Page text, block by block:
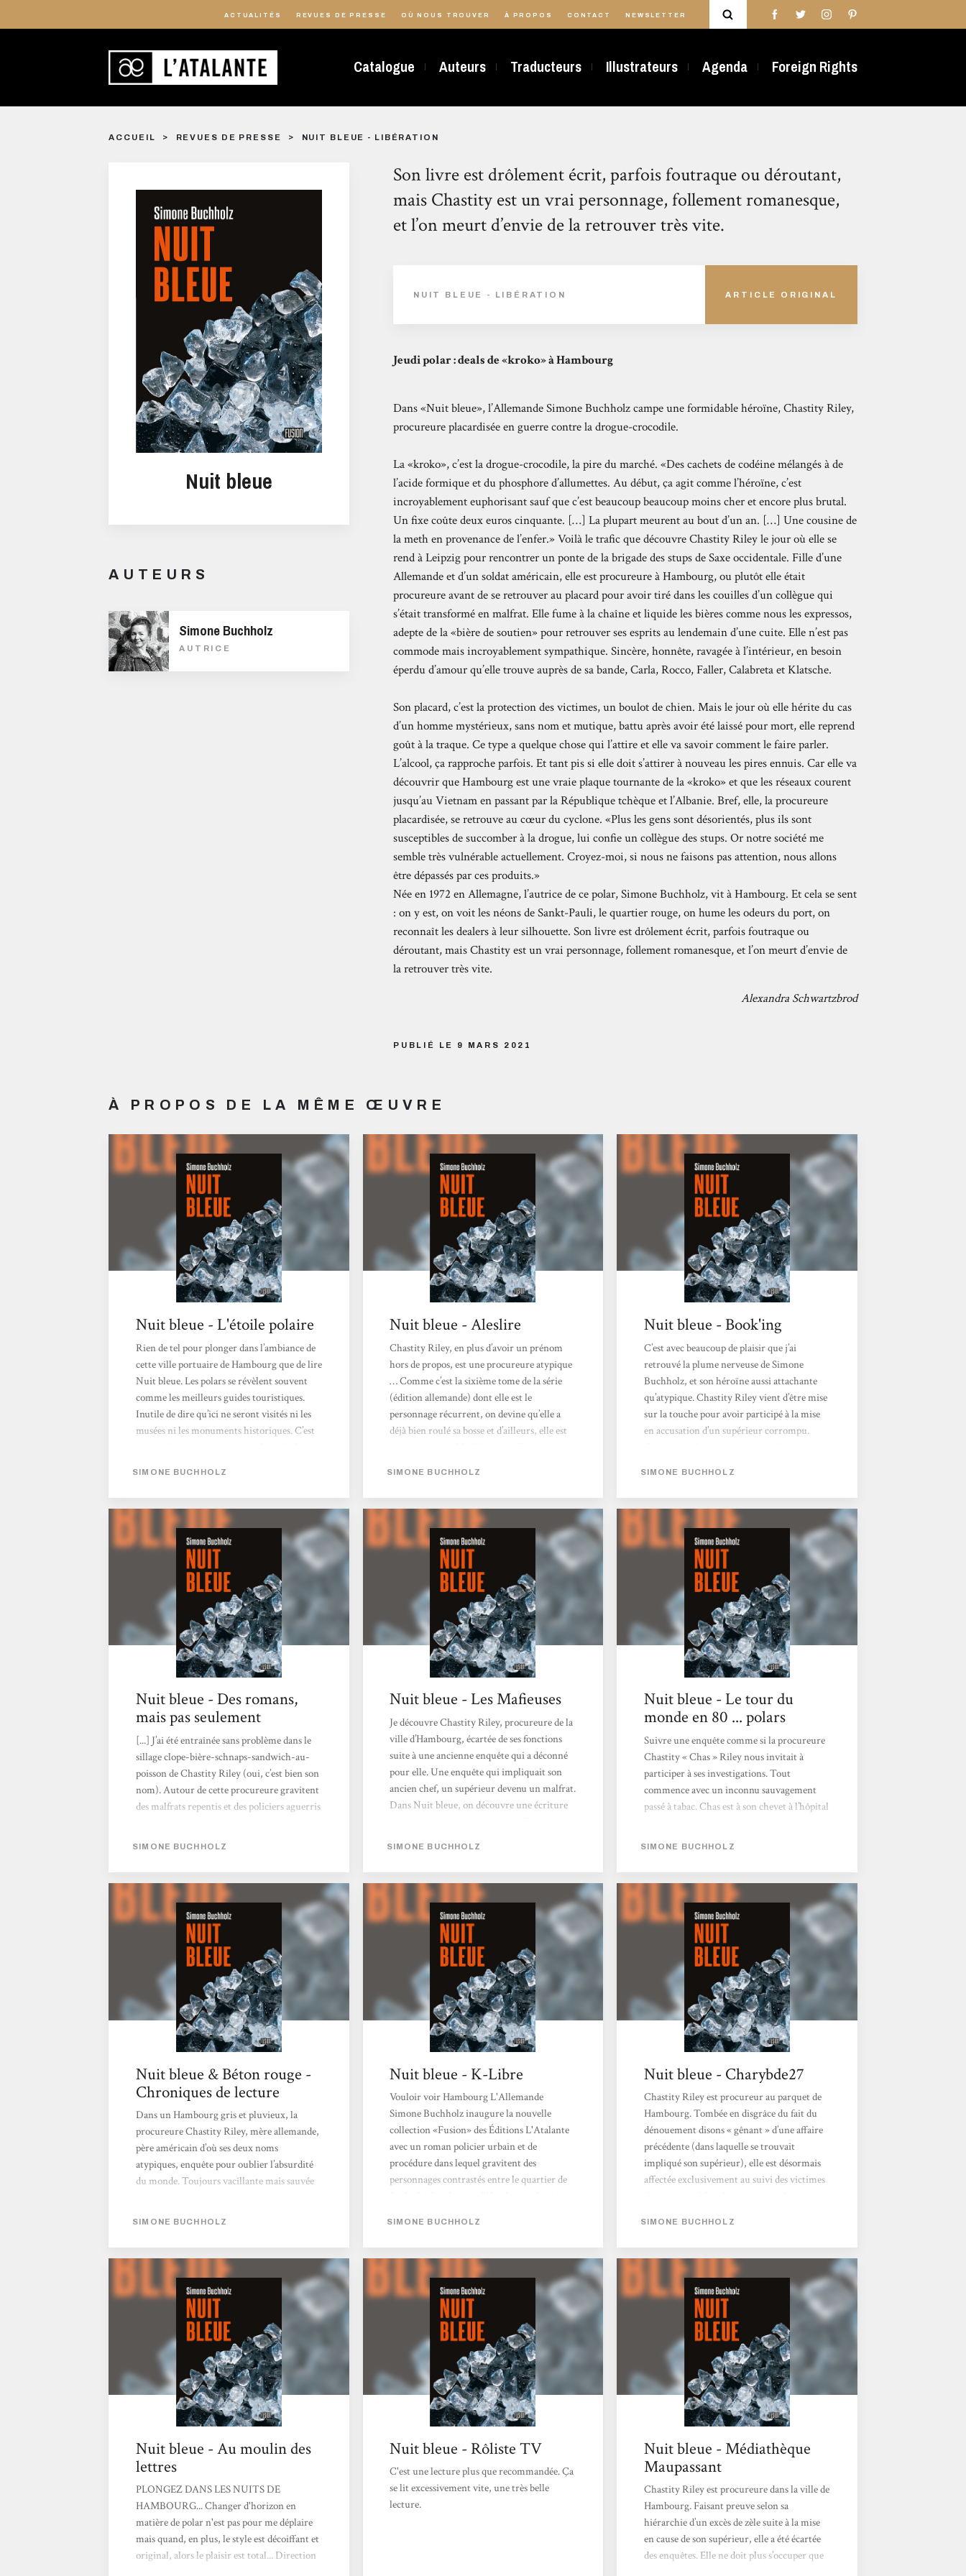
ACTUALITÉS REVUES DE PRESSE OÙ NOUS TROUVER À PROPOS CONTACT NEWSLETTER
Catalogue Auteurs Traducteurs Illustrateurs Agenda Foreign Rights
ACCUEIL REVUES DE PRESSE NUIT BLEUE - LIBÉRATION
Nuit bleue
AUTEURS
Simone Buchholz
AUTRICE
Son livre est drôlement écrit, parfois foutraque ou déroutant,
mais Chastity est un vrai personnage, follement romanesque,
et l’on meurt d’envie de la retrouver très vite.
NUIT BLEUE - LIBÉRATION ARTICLE ORIGINAL
Jeudi polar : deals de «kroko» à Hambourg
Dans «Nuit bleue», l’Allemande Simone Buchholz campe une formidable héroïne, Chastity Riley,
procureure placardisée en guerre contre la drogue-crocodile.
La «kroko», c’est la drogue-crocodile, la pire du marché. «Des cachets de codéine mélangés à de
l’acide formique et du phosphore d’allumettes. Au début, ça agit comme l’héroïne, c’est
incroyablement euphorisant sauf que c’est beaucoup beaucoup moins cher et encore plus brutal.
Un fixe coûte deux euros cinquante. […] La plupart meurent au bout d’un an. […] Une cousine de
la meth en provenance de l’enfer.» Voilà le trafic que découvre Chastity Riley le jour où elle se
rend à Leipzig pour rencontrer un ponte de la brigade des stups de Saxe occidentale. Fille d’une
Allemande et d’un soldat américain, elle est procureure à Hambourg, ou plutôt elle était
procureure avant de se retrouver au placard pour avoir tiré dans les couilles d’un collègue qui
s’était transformé en malfrat. Elle fume à la chaîne et liquide les bières comme nous les expressos,
adepte de la «bière de soutien» pour retrouver ses esprits au lendemain d’une cuite. Elle n’est pas
commode mais incroyablement sympathique. Sincère, honnête, ravagée à l’intérieur, en besoin
éperdu d’amour qu’elle trouve auprès de sa bande, Carla, Rocco, Faller, Calabreta et Klatsche.
Son placard, c’est la protection des victimes, un boulot de chien. Mais le jour où elle hérite du cas
d’un homme mystérieux, sans nom et mutique, battu après avoir été laissé pour mort, elle reprend
goût à la traque. Ce type a quelque chose qui l’attire et elle va savoir comment le faire parler.
L’alcool, ça rapproche parfois. Et tant pis si elle doit s’attirer à nouveau les pires ennuis. Car elle va
découvrir que Hambourg est une vraie plaque tournante de la «kroko» et que les réseaux courent
jusqu’au Vietnam en passant par la République tchèque et l’Albanie. Bref, elle, la procureure
placardisée, se retrouve au cœur du cyclone. «Plus les gens sont désorientés, plus ils sont
susceptibles de succomber à la drogue, lui confie un collègue des stups. Or notre société me
semble très vulnérable actuellement. Croyez-moi, si nous ne faisons pas attention, nous allons
être dépassés par ces produits.»
Née en 1972 en Allemagne, l’autrice de ce polar, Simone Buchholz, vit à Hambourg. Et cela se sent
: on y est, on voit les néons de Sankt-Pauli, le quartier rouge, on hume les odeurs du port, on
reconnaît les dealers à leur silhouette. Son livre est drôlement écrit, parfois foutraque ou
déroutant, mais Chastity est un vrai personnage, follement romanesque, et l’on meurt d’envie de
la retrouver très vite.
Alexandra Schwartzbrod
PUBLIÉ LE 9 MARS 2021
À PROPOS DE LA MÊME ŒUVRE
Nuit bleue - L'étoile polaire
Rien de tel pour plonger dans l’ambiance de
cette ville portuaire de Hambourg que de lire
Nuit bleue. Les polars se révèlent souvent
comme les meilleurs guides touristiques.
Inutile de dire qu’ici ne seront visités ni les
musées ni les monuments historiques. C’est
croisera un autrichien, des albanais, des
habitants originaires du Portugal et d’Italie,
naturalisés ou non, plus quelques allemands
de souche. Un peu plus loin, de l’autre côté
de la frontière avec la Tchéquie,...
SIMONE BUCHHOLZ
Nuit bleue - Aleslire
Chastity Riley, en plus d’avoir un prénom
hors de propos, est une procureure atypique
… Comme c’est la sixième tome de la série
(édition allemande) dont elle est le
personnage récurrent, on devine qu’elle a
déjà bien roulé sa bosse et d’ailleurs, elle est
est entourée, du côté personne,l d’autres
personnages, au passé parfois louche, border
ou au présent hiératique, qui sont ces
béquilles...
SIMONE BUCHHOLZ
Nuit bleue - Book'ing
C’est avec beaucoup de plaisir que j’ai
retrouvé la plume nerveuse de Simone
Buchholz, et son héroïne aussi attachante
qu’atypique. Chastity Riley vient d’être mise
sur la touche pour avoir participé à la mise
en accusation d’un supérieur corrompu.
protection des témoins. C’est ainsi qu’elle se
retrouve au chevet d’un mystérieux Joe,
hospitalisé suite à un tabassage qui l’a
sérieusement amoché....
SIMONE BUCHHOLZ
Nuit bleue - Des romans,
mais pas seulement
[...] J’ai été entraînée sans problème dans le
sillage clope-bière-schnaps-sandwich-au-
poisson de Chastity Riley (oui, c’est bien son
nom). Autour de cette procureure gravitent
des malfrats repentis et des policiers aguerris
aussi de la fête et du cosmopolitisme,
Hambourg est un personnage à elle toute
seule. Aussi fascinante que poisseuse, la ville
donne un cachet indéniable à ce roman très
efficace. Chastity Riley répond quant à elle
aux codes du genre...
SIMONE BUCHHOLZ
Nuit bleue - Les Mafieuses
Je découvre Chastity Riley, procureure de la
ville d’Hambourg, écartée de ses fonctions
suite à une ancienne enquête qui a déconné
pour elle. Une enquête qui impliquait son
ancien chef, un supérieur devenu un malfrat.
Dans Nuit bleue, on découvre une écriture
autrice dans la collection Fusion chez
l’Atalante. Le récit ne s’essouffle pas et c’est le
genre de polar épuré que je trouve prenant.
L’autrice envoie de...
SIMONE BUCHHOLZ
Nuit bleue - Le tour du
monde en 80 ... polars
Suivre une enquête comme si la procureure
Chastity « Chas » Riley nous invitait à
participer à ses investigations. Tout
commence avec un inconnu sauvagement
passé à tabac. Chas est à son chevet à l’hôpital
dialogue et l’empathie comptent plus que
tout. Le fait qu’elle soit narratrice, avec son
franc-parler et qu’elle prenne le lecteur à
témoin renforce l’impression d’être admis
dans le cercle de...
SIMONE BUCHHOLZ
Nuit bleue & Béton rouge -
Chroniques de lecture
Dans un Hambourg gris et pluvieux, la
procureure Chastity Riley, mère allemande,
père américain d’où ses deux noms
atypiques, enquête pour oublier l’absurdité
du monde. Toujours vacillante mais sauvée
heureusement elle vit dans le quartier rouge
peu susceptible d’être ne serait-ce que
légèrement embourgeoisé* – à une
perspicacité teintée d’empathie plus
handicapante qu’autre chose. À ce cocktail,
s’ajoute une ténacité...
SIMONE BUCHHOLZ
Nuit bleue - K-Libre
Vouloir voir Hambourg L'Allemande
Simone Buchholz inaugure la nouvelle
collection «Fusion» des Éditions L'Atalante
avec un roman policier urbain et de
procédure dans lequel gravitent des
personnages contrastés entre le quartier de
un bar où la procureure Chastity Riley a ses
habitudes. Chastity Riley a un passé, comme
tous les personnages du roman, qui va peu à
peu se dévoiler, principalement à travers des
chapitres intercalaires où se succèdent leurs
discours introspectifs qui commencent à
SIMONE BUCHHOLZ
Nuit bleue - Charybde27
Chastity Riley est procureur au parquet de
Hambourg. Tombée en disgrâce du fait du
dénouement disons « gênant » d’une affaire
précédente (dans laquelle se trouvait
impliqué son supérieur), elle est désormais
affectée exclusivement au suivi des victimes
l’hôpital, après un passage à tabac allant très
loin dans les règles de l’art. Déployant sa
personnalité très particulière, elle parvient à
nouer une forme...
SIMONE BUCHHOLZ
Nuit bleue - Au moulin des
lettres
PLONGEZ DANS LES NUITS DE
HAMBOURG... Changer d'horizon en
matière de polar n'est pas pour me déplaire
mais quand, en plus, le style est décoiffant et
original, alors le plaisir est total... Direction
Nuit bleue - Rôliste TV
C'est une lecture plus que recommandée. Ça
se lit excessivement vite, une très belle
lecture.
Nuit bleue - Médiathèque
Maupassant
Chastity Riley est procureure dans la ville de
Hambourg. Faisant preuve selon sa
hiérarchie d’un excès de zèle suite à la mise
en cause de son supérieur, elle a été écartée
des enquêtes. Elle ne doit plus s’occuper que